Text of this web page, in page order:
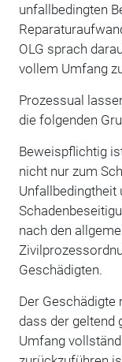
unfallbedingten
OLG sprach
vollem Umfang
Prozessual
die folgenden
Beweispflichtig
nicht nur zum
Unfallbedingtheit
nach den
Geschädigten.
Der Geschädigte
dass der geltend
Umfang